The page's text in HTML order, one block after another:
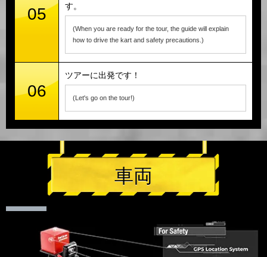
05
す。
(When you are ready for the tour, the guide will explain
how to drive the kart and safety precautions.)
06
ツアーに出発です！
(Let's go on the tour!)
車両